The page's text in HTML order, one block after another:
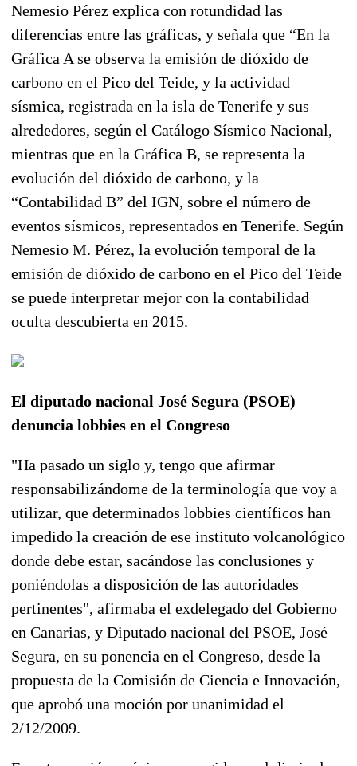
Nemesio Pérez explica con rotundidad las
diferencias entre las gráficas, y señala que “En la
Gráfica A se observa la emisión de dióxido de
carbono en el Pico del Teide, y la actividad
sísmica, registrada en la isla de Tenerife y sus
alrededores, según el Catálogo Sísmico Nacional,
mientras que en la Gráfica B, se representa la
evolución del dióxido de carbono, y la
“Contabilidad B” del IGN, sobre el número de
eventos sísmicos, representados en Tenerife. Según
Nemesio M. Pérez, la evolución temporal de la
emisión de dióxido de carbono en el Pico del Teide
se puede interpretar mejor con la contabilidad
oculta descubierta en 2015.
El diputado nacional José Segura (PSOE)
denuncia lobbies en el Congreso
"Ha pasado un siglo y, tengo que afirmar
responsabilizándome de la terminología que voy a
utilizar, que determinados lobbies científicos han
impedido la creación de ese instituto volcanológico
donde debe estar, sacándose las conclusiones y
poniéndolas a disposición de las autoridades
pertinentes", afirmaba el exdelegado del Gobierno
en Canarias, y Diputado nacional del PSOE, José
Segura, en su ponencia en el Congreso, desde la
propuesta de la Comisión de Ciencia e Innovación,
que aprobó una moción por unanimidad el
2/12/2009.